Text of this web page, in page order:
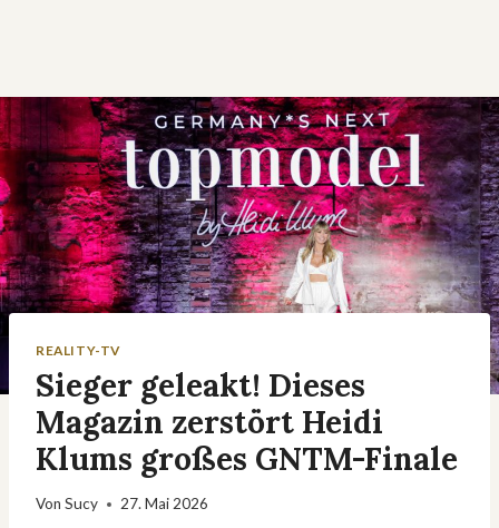
REALITY-TV
Sieger geleakt! Dieses
Magazin zerstört Heidi
Klums großes GNTM-Finale
Von Sucy 27. Mai 2026